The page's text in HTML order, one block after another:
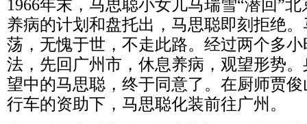
1966年末，马思聪小女儿马瑞雪“潜回”
养病的计划和盘托出，马思聪即刻拒绝
荡，无愧于世，不走此路。经过两个多
法，先回广州市，休息养病，观望形势
望中的马思聪，终于同意了。在厨师贾
行车的资助下，马思聪化装前往广州。